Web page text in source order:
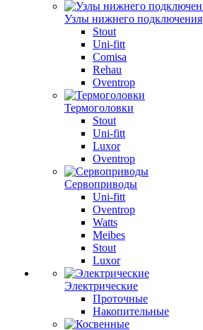
Узлы нижнего подключения
Stout
Uni-fitt
Comisa
Rehau
Oventrop
Термоголовки
Stout
Uni-fitt
Luxor
Oventrop
Сервоприводы
Uni-fitt
Oventrop
Watts
Meibes
Stout
Luxor
Электрические
Проточные
Накопительные